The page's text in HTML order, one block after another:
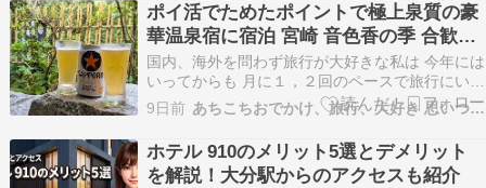
ポイ活でためたポイントで極上泉質の豪
華温泉宿に宿泊 宮崎 音色香の季 合歓の
はな
国内、海外を問わず旅行が大好きな私は 今年には
いってからも 月に１，２回のペースで旅行にいく
ペース 先月は九州大分の由布院温泉に マイルと
ポイ活で貯めたポイントで ほぼゼロ円旅行に行き
九州大分由布院（湯布院）温泉旅行 今月もマイル
とポイントで行く 温泉旅行の行先は 九州 宮崎…
9日前 あちこちおでかけ、旅行、大好き 思いつくまま〜
ホテル 910のメリット5選とデメリット
を解説！大分駅からのアクセスも紹介